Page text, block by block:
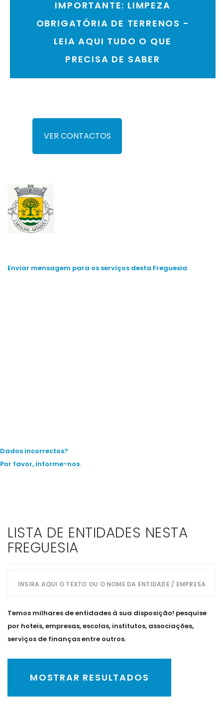
IMPORTANTE: LIMPEZA
OBRIGATÓRIA DE TERRENOS -
LEIA AQUI TUDO O QUE
PRECISA DE SABER
VER CONTACTOS
Enviar mensagem para os serviços desta Freguesia
Dados incorrectos?
Por favor, informe-nos.
LISTA DE ENTIDADES NESTA
FREGUESIA
Temos milhares de entidades à sua disposição! pesquise
por hoteis, empresas, escolas, institutos, associações,
serviços de finanças entre outros.
MOSTRAR RESULTADOS